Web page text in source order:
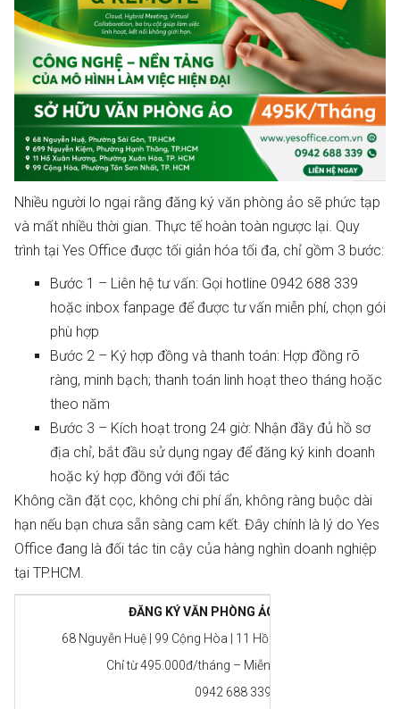
Nhiều người lo ngại rằng đăng ký văn phòng ảo sẽ phức tạp
và mất nhiều thời gian. Thực tế hoàn toàn ngược lại. Quy
trình tại Yes Office được tối giản hóa tối đa, chỉ gồm 3 bước:
Bước 1 – Liên hệ tư vấn: Gọi hotline 0942 688 339
hoặc inbox fanpage để được tư vấn miễn phí, chọn gói
phù hợp
Bước 2 – Ký hợp đồng và thanh toán: Hợp đồng rõ
ràng, minh bạch; thanh toán linh hoạt theo tháng hoặc
theo năm
Bước 3 – Kích hoạt trong 24 giờ: Nhận đầy đủ hồ sơ
địa chỉ, bắt đầu sử dụng ngay để đăng ký kinh doanh
hoặc ký hợp đồng với đối tác
Không cần đặt cọc, không chi phí ẩn, không ràng buộc dài
hạn nếu bạn chưa sẵn sàng cam kết. Đây chính là lý do Yes
Office đang là đối tác tin cậy của hàng nghìn doanh nghiệp
tại TP.HCM.
ĐĂNG KÝ VĂN PHÒNG ẢO YES OFFICE NGAY
68 Nguyễn Huệ | 99 Cộng Hòa | 11 Hồ Xuân Hương | 699
Chỉ từ 495.000đ/tháng – Miễn phí tư vấn thành lập
0942 688 339 yesoffice.com.vn